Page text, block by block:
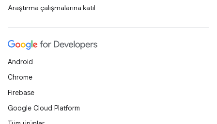
Araştırma çalışmalarına katıl
Android
Chrome
Firebase
Google Cloud Platform